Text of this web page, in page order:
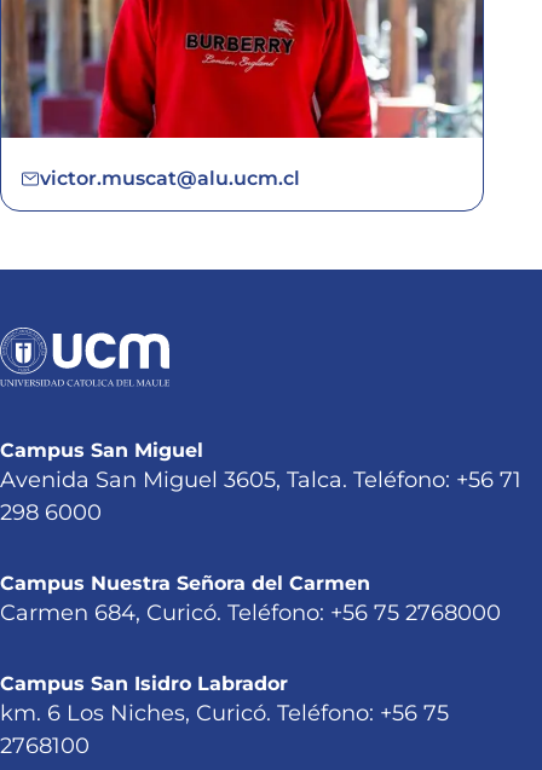
victor.muscat@alu.ucm.cl
Campus San Miguel
Avenida San Miguel 3605, Talca. Teléfono: +56 71
298 6000
Campus Nuestra Señora del Carmen
Carmen 684, Curicó. Teléfono: +56 75 2768000
Campus San Isidro Labrador
km. 6 Los Niches, Curicó. Teléfono: +56 75
2768100